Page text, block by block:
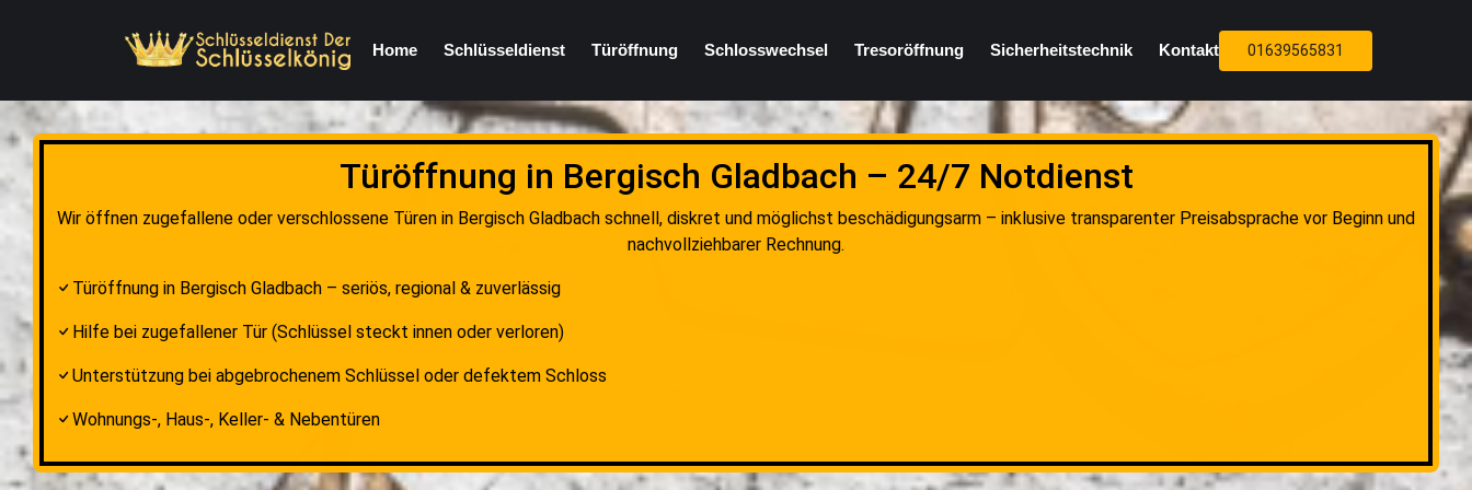
Home Schlüsseldienst Türöffnung Schlosswechsel Tresoröffnung Sicherheitstechnik Kontakt 01639565831
Türöffnung in Bergisch Gladbach – 24/7 Notdienst
Wir öffnen zugefallene oder verschlossene Türen in Bergisch Gladbach schnell, diskret und möglichst beschädigungsarm – inklusive transparenter Preisabsprache vor Beginn und
nachvollziehbarer Rechnung.
Türöffnung in Bergisch Gladbach – seriös, regional & zuverlässig
Hilfe bei zugefallener Tür (Schlüssel steckt innen oder verloren)
Unterstützung bei abgebrochenem Schlüssel oder defektem Schloss
Wohnungs-, Haus-, Keller- & Nebentüren